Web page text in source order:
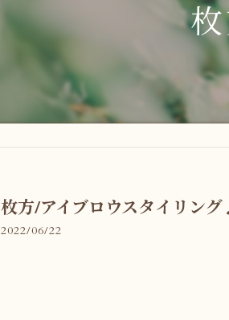
枚方/アイブロウスタイリン
2022/06/22